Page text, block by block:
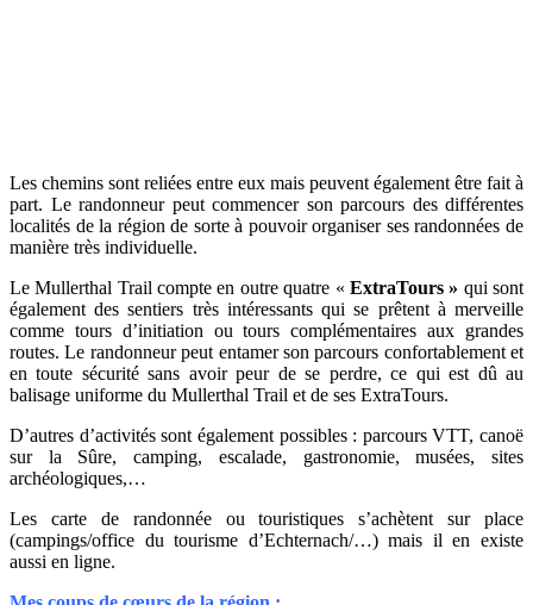
Les chemins sont reliées entre eux mais peuvent également être fait à
part. Le randonneur peut commencer son parcours des différentes
localités de la région de sorte à pouvoir organiser ses randonnées de
manière très individuelle.
Le Mullerthal Trail compte en outre quatre « ExtraTours » qui sont
également des sentiers très intéressants qui se prêtent à merveille
comme tours d’initiation ou tours complémentaires aux grandes
routes. Le randonneur peut entamer son parcours confortablement et
en toute sécurité sans avoir peur de se perdre, ce qui est dû au
balisage uniforme du Mullerthal Trail et de ses ExtraTours.
D’autres d’activités sont également possibles : parcours VTT, canoë
sur la Sûre, camping, escalade, gastronomie, musées, sites
archéologiques,…
Les carte de randonnée ou touristiques s’achètent sur place
(campings/office du tourisme d’Echternach/…) mais il en existe
aussi en ligne.